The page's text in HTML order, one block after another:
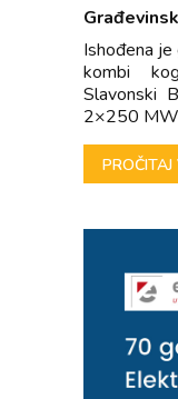
Ishođena
kombi
Slavonski
2×250
PROČITAJ